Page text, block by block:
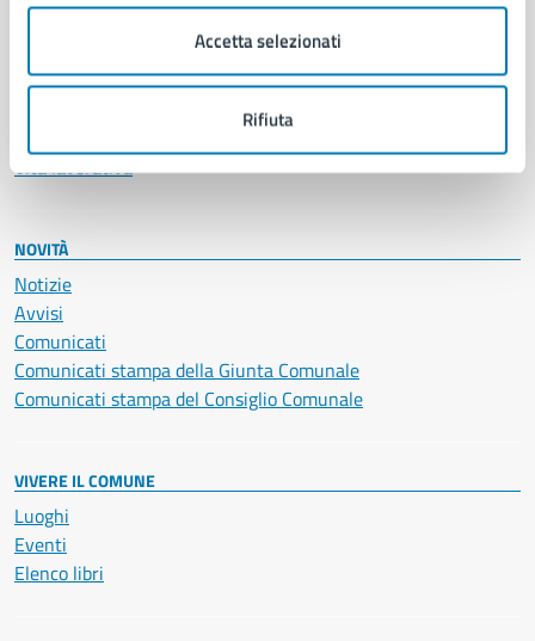
Accetta selezionati
Rifiuta
Giustizia e sicurezza pubblica
Imprese e commercio
Salute, benessere e assistenza
Vita lavorativa
NOVITÀ
Notizie
Avvisi
Comunicati
Comunicati stampa della Giunta Comunale
Comunicati stampa del Consiglio Comunale
VIVERE IL COMUNE
Luoghi
Eventi
Elenco libri